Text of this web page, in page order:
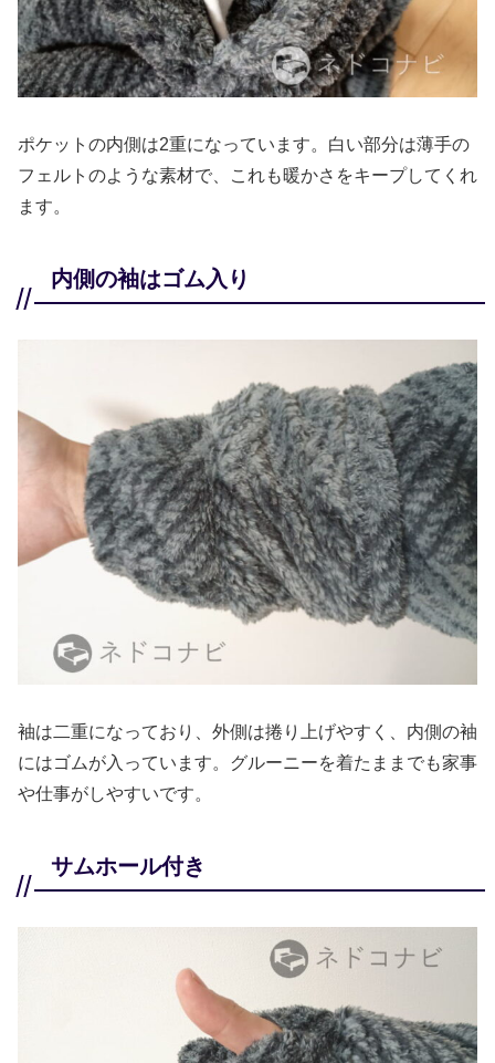
ポケットの内側は2重になっています。白い部分は薄手の
フェルトのような素材で、これも暖かさをキープしてくれ
ます。
内側の袖はゴム入り
袖は二重になっており、外側は捲り上げやすく、内側の袖
にはゴムが入っています。グルーニーを着たままでも家事
や仕事がしやすいです。
サムホール付き